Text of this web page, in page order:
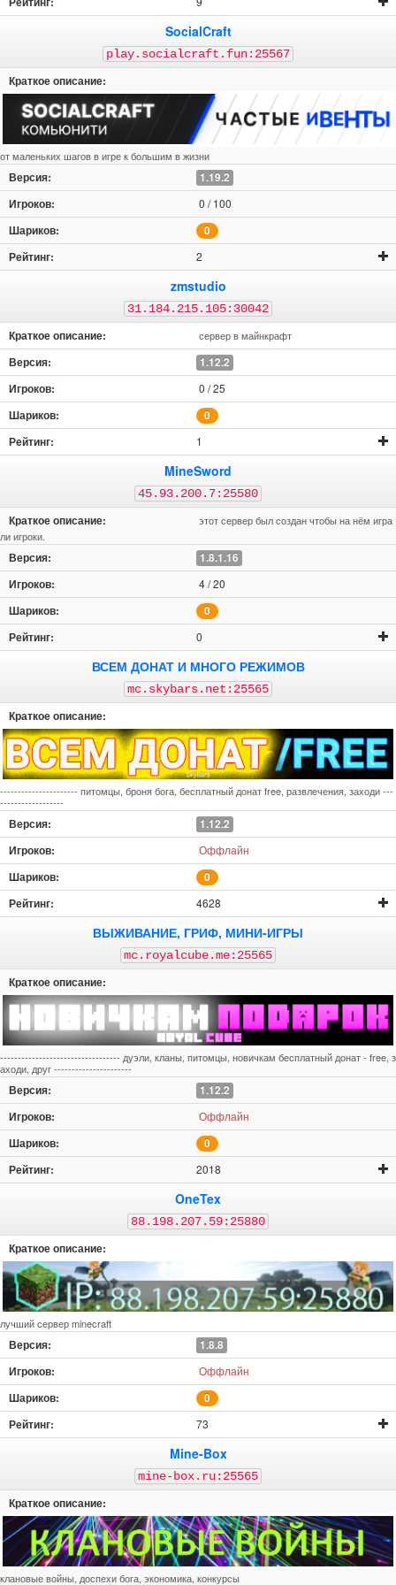
SocialCraft
play.socialcraft.fun:25567
от маленьких шагов в игре к большим в жизни
1.19.2
0 / 100
0
2
zmstudio
31.184.215.105:30042
сервер в майнкрафт
1.12.2
0 / 25
0
1
MineSword
45.93.200.7:25580
этот сервер был создан чтобы на нём игра
ли игроки.
1.8.1.16
4 / 20
0
0
ВСЕМ ДОНАТ И МНОГО РЕЖИМОВ
mc.skybars.net:25565
---------------------- питомцы, броня бога, бесплатный донат free, развлечения, заходи ---
------------------
1.12.2
Оффлайн
0
4628
ВЫЖИВАНИЕ, ГРИФ, МИНИ-ИГРЫ
mc.royalcube.me:25565
---------------------------------- дуэли, кланы, питомцы, новичкам бесплатный донат - free, з
аходи, друг ----------------------
1.12.2
Оффлайн
0
2018
OneTex
88.198.207.59:25880
лучший сервер minecraft
1.8.8
Оффлайн
0
73
Mine-Box
mine-box.ru:25565
клановые войны, доспехи бога, экономика, конкурсы